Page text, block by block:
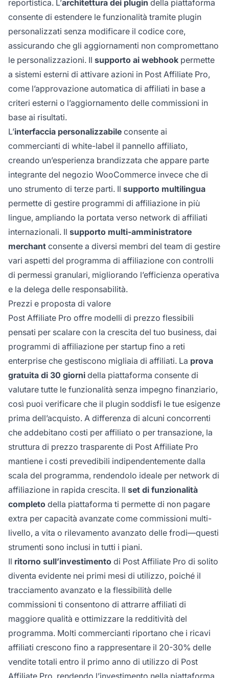
reportistica. L’architettura dei plugin della piattaforma
consente di estendere le funzionalità tramite plugin
personalizzati senza modificare il codice core,
assicurando che gli aggiornamenti non compromettano
le personalizzazioni. Il supporto ai webhook permette
a sistemi esterni di attivare azioni in Post Affiliate Pro,
come l’approvazione automatica di affiliati in base a
criteri esterni o l’aggiornamento delle commissioni in
base ai risultati.
L’interfaccia personalizzabile consente ai
commercianti di white-label il pannello affiliato,
creando un’esperienza brandizzata che appare parte
integrante del negozio WooCommerce invece che di
uno strumento di terze parti. Il supporto multilingua
permette di gestire programmi di affiliazione in più
lingue, ampliando la portata verso network di affiliati
internazionali. Il supporto multi-amministratore
merchant consente a diversi membri del team di gestire
vari aspetti del programma di affiliazione con controlli
di permessi granulari, migliorando l’efficienza operativa
e la delega delle responsabilità.
Prezzi e proposta di valore
Post Affiliate Pro offre modelli di prezzo flessibili
pensati per scalare con la crescita del tuo business, dai
programmi di affiliazione per startup fino a reti
enterprise che gestiscono migliaia di affiliati. La prova
gratuita di 30 giorni della piattaforma consente di
valutare tutte le funzionalità senza impegno finanziario,
così puoi verificare che il plugin soddisfi le tue esigenze
prima dell’acquisto. A differenza di alcuni concorrenti
che addebitano costi per affiliato o per transazione, la
struttura di prezzo trasparente di Post Affiliate Pro
mantiene i costi prevedibili indipendentemente dalla
scala del programma, rendendolo ideale per network di
affiliazione in rapida crescita. Il set di funzionalità
completo della piattaforma ti permette di non pagare
extra per capacità avanzate come commissioni multi-
livello, a vita o rilevamento avanzato delle frodi—questi
strumenti sono inclusi in tutti i piani.
Il ritorno sull’investimento di Post Affiliate Pro di solito
diventa evidente nei primi mesi di utilizzo, poiché il
tracciamento avanzato e la flessibilità delle
commissioni ti consentono di attrarre affiliati di
maggiore qualità e ottimizzare la redditività del
programma. Molti commercianti riportano che i ricavi
affiliati crescono fino a rappresentare il 20-30% delle
vendite totali entro il primo anno di utilizzo di Post